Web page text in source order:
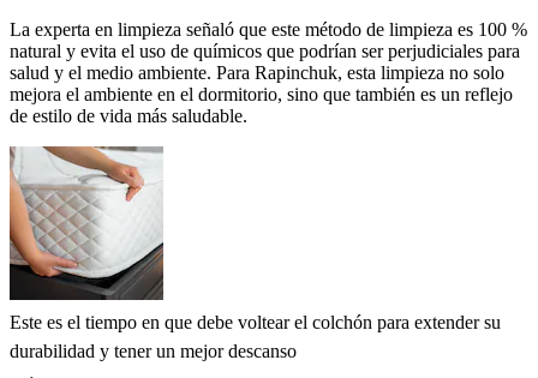
La experta en limpieza señaló que este método de limpieza es 100 %
natural y evita el uso de químicos que podrían ser perjudiciales para
salud y el medio ambiente. Para Rapinchuk, esta limpieza no solo
mejora el ambiente en el dormitorio, sino que también es un reflejo
de estilo de vida más saludable.
Este es el tiempo en que debe voltear el colchón para extender su
durabilidad y tener un mejor descanso